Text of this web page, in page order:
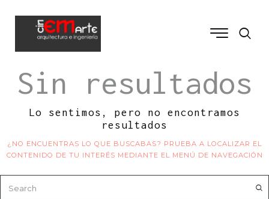
Sin resultados
Lo sentimos, pero no encontramos
resultados
¿NO ENCUENTRAS LO QUE BUSCABAS? PRUEBA A LOCALIZAR EL
CONTENIDO DE TU INTERÉS MEDIANTE EL MENÚ DE NAVEGACIÓN